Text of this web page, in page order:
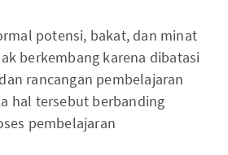
potensi, bakat, dan minat
berkembang karena dibatasi
rancangan pembelajaran
hal tersebut berbanding
pembelajaran